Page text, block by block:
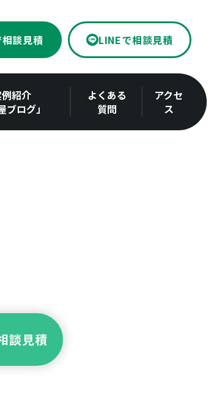
談見積 LINEで相談見積
紹介
ブログ」
よくある
質問
アクセ
ス
談見積